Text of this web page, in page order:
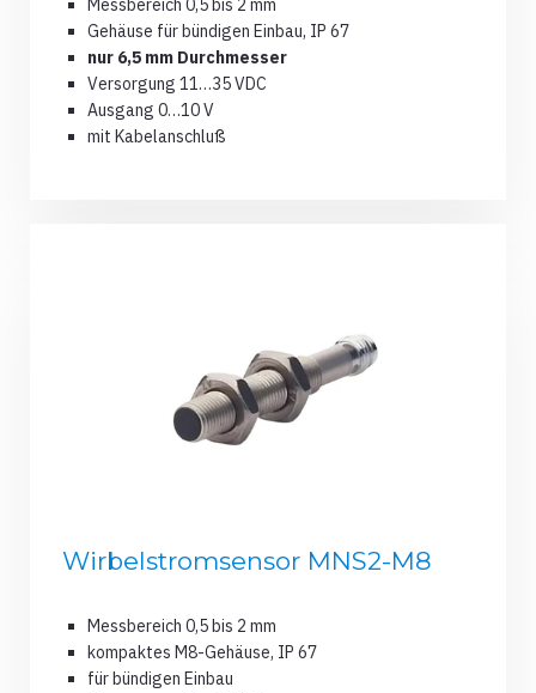
Messbereich 0,5 bis 2 mm
Gehäuse für bündigen Einbau, IP 67
nur 6,5 mm Durchmesser
Versorgung 11…35 VDC
Ausgang 0…10 V
mit Kabelanschluß
Wirbelstromsensor MNS2-M8
Messbereich 0,5 bis 2 mm
kompaktes M8-Gehäuse, IP 67
für bündigen Einbau